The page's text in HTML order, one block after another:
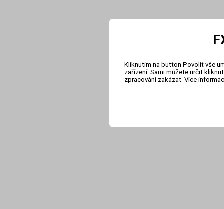
Kliknutím na button Povolit vše
zařízení. Sami můžete určit
zpracování zakázat. Více